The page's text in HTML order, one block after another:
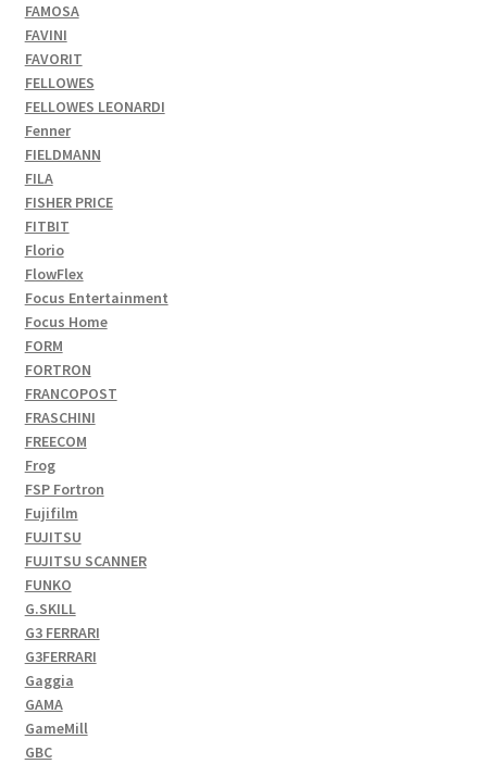
FAMOSA
FAVINI
FAVORIT
FELLOWES
FELLOWES LEONARDI
Fenner
FIELDMANN
FILA
FISHER PRICE
FITBIT
Florio
FlowFlex
Focus Entertainment
Focus Home
FORM
FORTRON
FRANCOPOST
FRASCHINI
FREECOM
Frog
FSP Fortron
Fujifilm
FUJITSU
FUJITSU SCANNER
FUNKO
G.SKILL
G3 FERRARI
G3FERRARI
Gaggia
GAMA
GameMill
GBC